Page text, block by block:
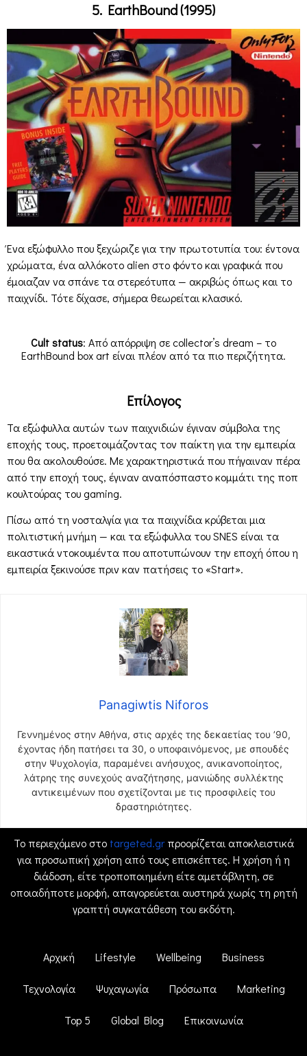
5. EarthBound (1995)
Ένα εξώφυλλο που ξεχώριζε για την πρωτοτυπία του: έντονα
χρώματα, ένα αλλόκοτο alien στο φόντο και γραφικά που
έμοιαζαν να σπάνε τα στερεότυπα — ακριβώς όπως και το
παιχνίδι. Τότε δίχασε, σήμερα θεωρείται κλασικό.
Cult status: Από απόρριψη σε collector’s dream – το
EarthBound box art είναι πλέον από τα πιο περιζήτητα.
Επίλογος
Τα εξώφυλλα αυτών των παιχνιδιών έγιναν σύμβολα της
εποχής τους, προετοιμάζοντας τον παίκτη για την εμπειρία
που θα ακολουθούσε. Με χαρακτηριστικά που πήγαιναν πέρα
από την εποχή τους, έγιναν αναπόσπαστο κομμάτι της ποπ
κουλτούρας του gaming.
Πίσω από τη νοσταλγία για τα παιχνίδια κρύβεται μια
πολιτιστική μνήμη — και τα εξώφυλλα του SNES είναι τα
εικαστικά ντοκουμέντα που αποτυπώνουν την εποχή όπου η
εμπειρία ξεκινούσε πριν καν πατήσεις το «Start».
Panagiwtis Niforos
Γεννημένος στην Αθήνα, στις αρχές της δεκαετίας του ’90,
έχοντας ήδη πατήσει τα 30, ο υποφαινόμενος, με σπουδές
στην Ψυχολογία, παραμένει ανήσυχος, ανικανοποίητος,
λάτρης της συνεχούς αναζήτησης, μανιώδης συλλέκτης
αντικειμένων που σχετίζονται με τις προσφιλείς του
δραστηριότητες.
Το περιεχόμενο στο targeted.grπροορίζεται αποκλειστικά
για προσωπική χρήση από τους επισκέπτες. Η χρήση ή η
διάδοση, είτε τροποποιημένη είτε αμετάβλητη, σε
οποιαδήποτε μορφή, απαγορεύεται αυστηρά χωρίς τη ρητή
γραπτή συγκατάθεση του εκδότη.
Αρχική Lifestyle Wellbeing Business
Τεχνολογία Ψυχαγωγία Πρόσωπα Marketing
Top 5 Global Blog Επικοινωνία